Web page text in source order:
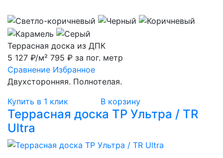
Террасная доска из ДПК
5 127 ₽/м² 795 ₽ за пог. метр
Сравнение Избранное
Двухсторонняя. Полнотелая.
Купить в 1 клик
В корзину
Террасная доска ТР Ультра / TR
Ultra